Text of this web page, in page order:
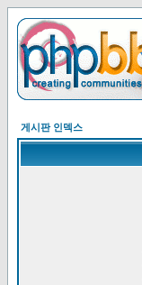
게시판 인덱스